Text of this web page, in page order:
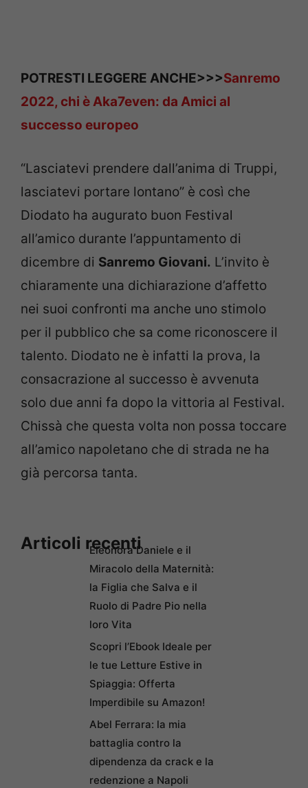
POTRESTI LEGGERE ANCHE>>>Sanremo
2022, chi è Aka7even: da Amici al
successo europeo
“Lasciatevi prendere dall’anima di Truppi,
lasciatevi portare lontano” è così che
Diodato ha augurato buon Festival
all’amico durante l’appuntamento di
dicembre di Sanremo Giovani. L’invito è
chiaramente una dichiarazione d’affetto
nei suoi confronti ma anche uno stimolo
per il pubblico che sa come riconoscere il
talento. Diodato ne è infatti la prova, la
consacrazione al successo è avvenuta
solo due anni fa dopo la vittoria al Festival.
Chissà che questa volta non possa toccare
all’amico napoletano che di strada ne ha
già percorsa tanta.
Articoli recentiEleonora Daniele e il
Miracolo della Maternità:
la Figlia che Salva e il
Ruolo di Padre Pio nella
loro Vita
Scopri l’Ebook Ideale per
le tue Letture Estive in
Spiaggia: Offerta
Imperdibile su Amazon!
Abel Ferrara: la mia
battaglia contro la
dipendenza da crack e la
redenzione a Napoli